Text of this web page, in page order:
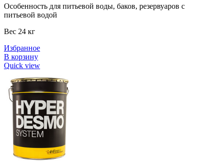
Особенность для питьевой воды, баков, резервуаров с
питьевой водой
Вес 24 кг
Избранное
В корзину
Quick view